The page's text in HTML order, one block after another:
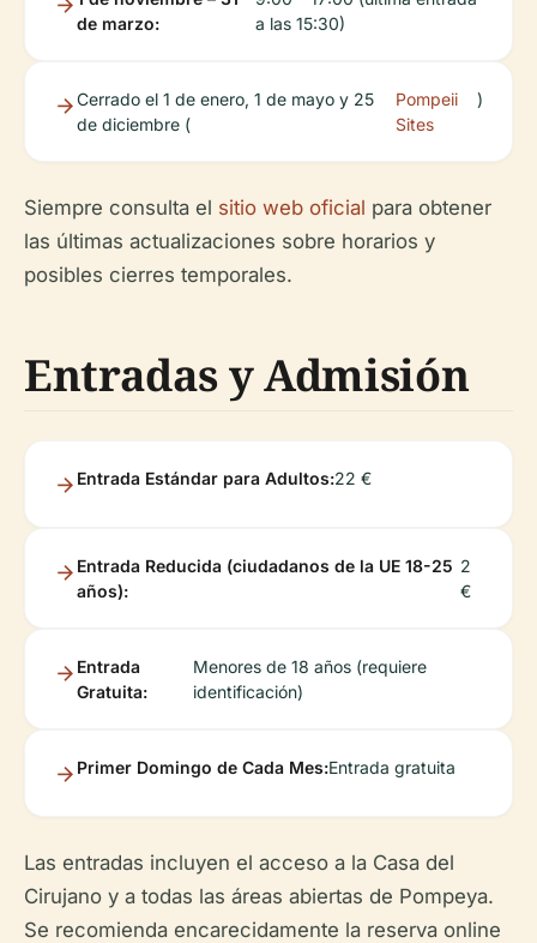
de marzo:
a las 15:30)
Cerrado el 1 de enero, 1 de mayo y 25
de diciembre (
Pompeii
Sites
)
Siempre consulta el sitio web oficial para obtener
las últimas actualizaciones sobre horarios y
posibles cierres temporales.
Entradas y Admisión
Entrada Estándar para Adultos:22 €
Entrada Reducida (ciudadanos de la UE 18-25
años):
2
€
Entrada
Gratuita:
Menores de 18 años (requiere
identificación)
Primer Domingo de Cada Mes:Entrada gratuita
Las entradas incluyen el acceso a la Casa del
Cirujano y a todas las áreas abiertas de Pompeya.
Se recomienda encarecidamente la reserva online